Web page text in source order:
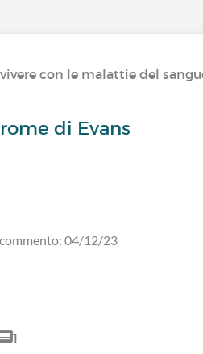
con le malattie del
di Evans
04/12/23
1